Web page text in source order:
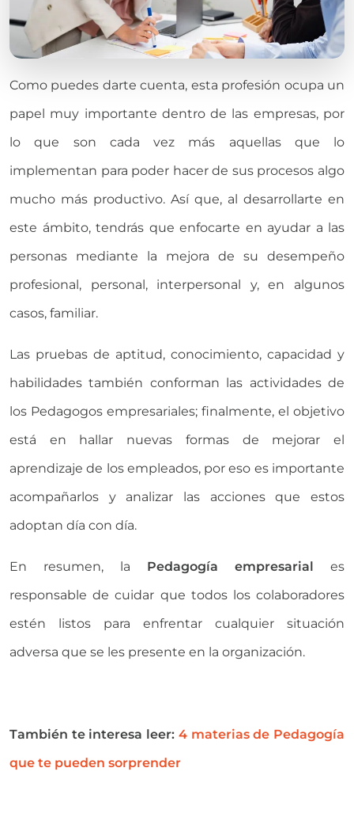
Como puedes darte cuenta, esta profesión ocupa un
papel muy importante dentro de las empresas, por
lo que son cada vez más aquellas que lo
implementan para poder hacer de sus procesos algo
mucho más productivo. Así que, al desarrollarte en
este ámbito, tendrás que enfocarte en ayudar a las
personas mediante la mejora de su desempeño
profesional, personal, interpersonal y, en algunos
casos, familiar.
Las pruebas de aptitud, conocimiento, capacidad y
habilidades también conforman las actividades de
los Pedagogos empresariales; finalmente, el objetivo
está en hallar nuevas formas de mejorar el
aprendizaje de los empleados, por eso es importante
acompañarlos y analizar las acciones que estos
adoptan día con día.
En resumen, la Pedagogía empresarial es
responsable de cuidar que todos los colaboradores
estén listos para enfrentar cualquier situación
adversa que se les presente en la organización.
También te interesa leer: 4 materias de Pedagogía
que te pueden sorprender